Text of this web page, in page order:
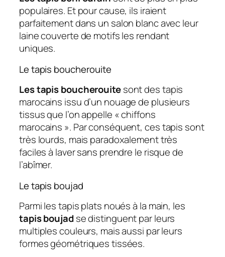
populaires. Et pour cause, ils iraient
parfaitement dans un salon blanc avec leur
laine couverte de motifs les rendant
uniques.
Le tapis boucherouite
Les tapis boucherouitesont des tapis
marocains issu d’un nouage de plusieurs
tissus que l’on appelle « chiffons
marocains ». Par conséquent, ces tapis sont
très lourds, mais paradoxalement très
faciles à laver sans prendre le risque de
l’abîmer.
Le tapis boujad
Parmi les tapis plats noués à la main, les
tapis boujadse distinguent par leurs
multiples couleurs, mais aussi par leurs
formes géométriques tissées.